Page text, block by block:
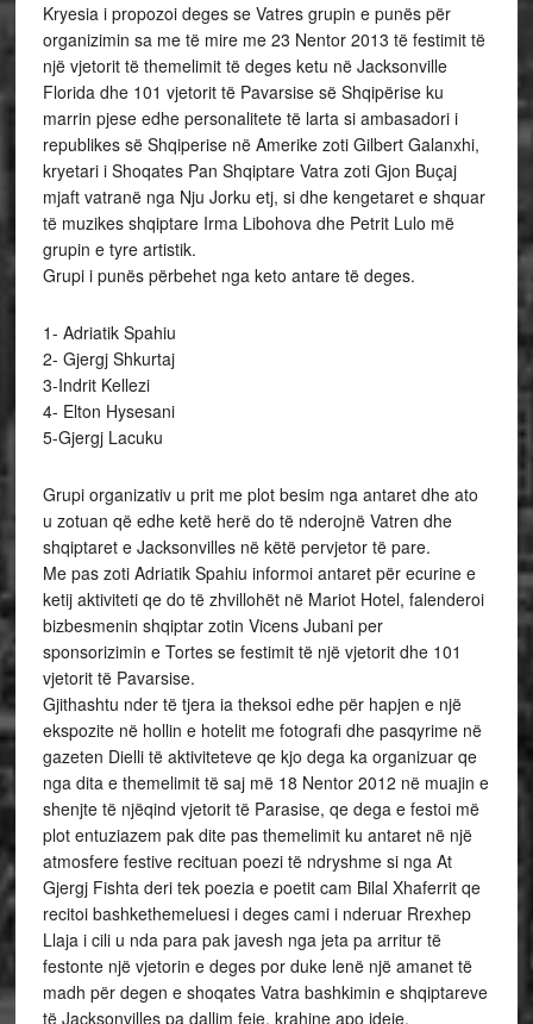
Kryesia i propozoi deges se Vatres grupin e punës për
organizimin sa me të mire me 23 Nentor 2013 të festimit të
një vjetorit të themelimit të deges ketu në Jacksonville
Florida dhe 101 vjetorit të Pavarsise së Shqipërise ku
marrin pjese edhe personalitete të larta si ambasadori i
republikes së Shqiperise në Amerike zoti Gilbert Galanxhi,
kryetari i Shoqates Pan Shqiptare Vatra zoti Gjon Buçaj
mjaft vatranë nga Nju Jorku etj, si dhe kengetaret e shquar
të muzikes shqiptare Irma Libohova dhe Petrit Lulo më
grupin e tyre artistik.
Grupi i punës përbehet nga keto antare të deges.
1- Adriatik Spahiu
2- Gjergj Shkurtaj
3-Indrit Kellezi
4- Elton Hysesani
5-Gjergj Lacuku
Grupi organizativ u prit me plot besim nga antaret dhe ato
u zotuan që edhe ketë herë do të nderojnë Vatren dhe
shqiptaret e Jacksonvilles në këtë pervjetor të pare.
Me pas zoti Adriatik Spahiu informoi antaret për ecurine e
ketij aktiviteti qe do të zhvillohët në Mariot Hotel, falenderoi
bizbesmenin shqiptar zotin Vicens Jubani per
sponsorizimin e Tortes se festimit të një vjetorit dhe 101
vjetorit të Pavarsise.
Gjithashtu nder të tjera ia theksoi edhe për hapjen e një
ekspozite në hollin e hotelit me fotografi dhe pasqyrime në
gazeten Dielli të aktiviteteve qe kjo dega ka organizuar qe
nga dita e themelimit të saj më 18 Nentor 2012 në muajin e
shenjte të njëqind vjetorit të Parasise, qe dega e festoi më
plot entuziazem pak dite pas themelimit ku antaret në një
atmosfere festive recituan poezi të ndryshme si nga At
Gjergj Fishta deri tek poezia e poetit cam Bilal Xhaferrit qe
recitoi bashkethemeluesi i deges cami i nderuar Rrexhep
Llaja i cili u nda para pak javesh nga jeta pa arritur të
festonte një vjetorin e deges por duke lenë një amanet të
madh për degen e shoqates Vatra bashkimin e shqiptareve
të Jacksonvilles pa dallim feje, krahine apo ideje.